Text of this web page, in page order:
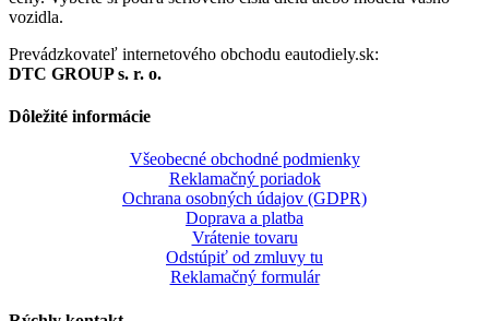
vozidla.
Prevádzkovateľ internetového obchodu eautodiely.sk:
DTC GROUP s. r. o.
Dôležité informácie
Všeobecné obchodné podmienky
Reklamačný poriadok
Ochrana osobných údajov (GDPR)
Doprava a platba
Vrátenie tovaru
Odstúpiť od zmluvy tu
Reklamačný formulár